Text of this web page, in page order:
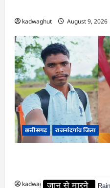
kadwaghut August 9, 2026
छत्तीसगढ़ राजनांदगांव जिला
kadwaghut August 9, 2026